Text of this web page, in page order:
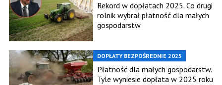
Rekord w dopłatach 2025. Co drugi
rolnik wybrał płatność dla małych
gospodarstw
DOPŁATY BEZPOŚREDNIE 2025
Płatność dla małych gospodarstw.
Tyle wyniesie dopłata w 2025 roku